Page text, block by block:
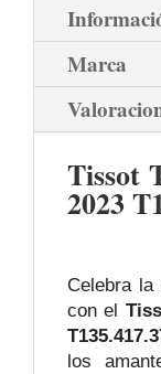
Marca
Tissot
2023
Celebra la
con el
los